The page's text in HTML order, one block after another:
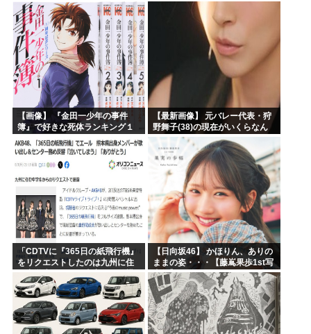
【画像】 『金田一少年の事件
簿』で好きな死体ランキング１
位がこちら！
【最新画像】 元バレー代表・狩
野舞子(38)の現在がいくらなん
でも即ハボすぎる！
「CDTVに『365日の紙飛行機』
をリクエストしたのは九州に住
む中学生」←この事実って結構
デカいよな【AKB48】
【日向坂46】 かほりん、ありの
ままの姿・・・【藤嶌果歩1st写
真集】